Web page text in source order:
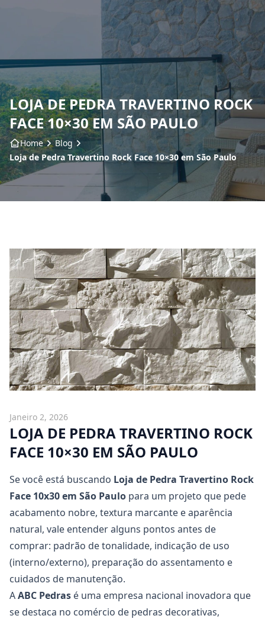
Home
Sobre nós
Produtos
Insumos
Contato
LOJA DE PEDRA TRAVERTINO ROCK
FACE 10×30 EM SÃO PAULO
Home
Blog
Loja de Pedra Travertino Rock Face 10×30 em São Paulo
Janeiro 2, 2026
LOJA DE PEDRA TRAVERTINO ROCK
FACE 10×30 EM SÃO PAULO
Se você está buscando Loja de Pedra Travertino Rock
Face 10x30em São Paulo para um projeto que pede
acabamento nobre, textura marcante e aparência
natural, vale entender alguns pontos antes de
comprar: padrão de tonalidade, indicação de uso
(interno/externo), preparação do assentamento e
cuidados de manutenção.
AABC Pedras é uma empresa nacional inovadora que
se destaca no comércio de pedras decorativas,